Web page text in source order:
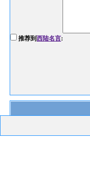
推荐到西陆名言: